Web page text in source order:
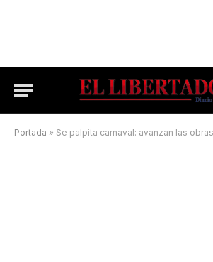
Portada » Se palpita carnaval: avanzan las obras en los galpones de